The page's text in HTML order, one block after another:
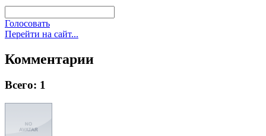
Голосовать
Перейти на сайт...
Комментарии
Всего: 1